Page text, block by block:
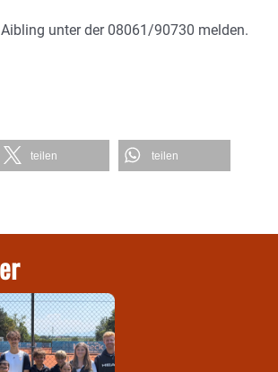
unter der 08061/90730 melden.
teilen teilen